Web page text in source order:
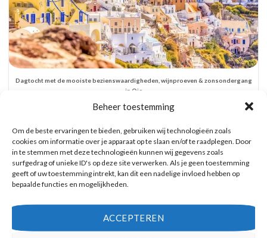
Beheer toestemming
Om de beste ervaringen te bieden, gebruiken wij technologieën zoals
cookies om informatie over je apparaat op te slaan en/of te raadplegen. Door
in te stemmen met deze technologieën kunnen wij gegevens zoals
surfgedrag of unieke ID's op deze site verwerken. Als je geen toestemming
geeft of uw toestemming intrekt, kan dit een nadelige invloed hebben op
bepaalde functies en mogelijkheden.
ACCEPTEREN
Dagtocht met de mooiste bezienswaardigheden, wijnproeven & zonsondergang
in Oia